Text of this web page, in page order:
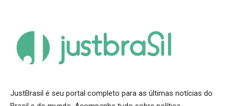
JustBrasil é seu portal completo para as últimas notícias do